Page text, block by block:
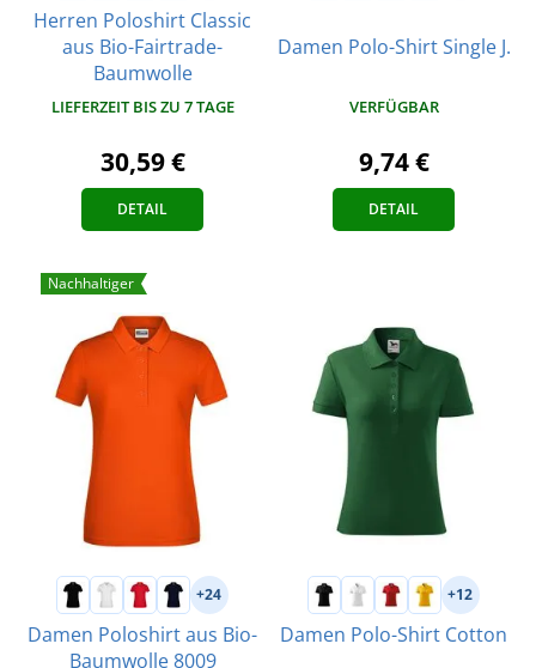
Herren Poloshirt Classic
aus Bio-Fairtrade-
Baumwolle
LIEFERZEIT BIS ZU 7 TAGE
30,59 €
DETAIL
Damen Polo-Shirt Single J.
VERFÜGBAR
9,74 €
DETAIL
Nachhaltiger
+24
Damen Poloshirt aus Bio-
Baumwolle 8009
+12
Damen Polo-Shirt Cotton